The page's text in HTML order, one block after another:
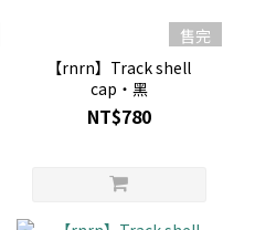
售完
【rnrn】Track shell
cap・黑
NT$780